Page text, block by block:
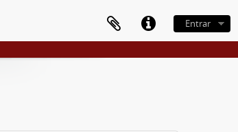
Entrar